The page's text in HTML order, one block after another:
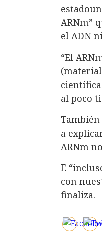
ARNm”
el ADN
“El
al poco
a
ARNm
E
con
finaliza.